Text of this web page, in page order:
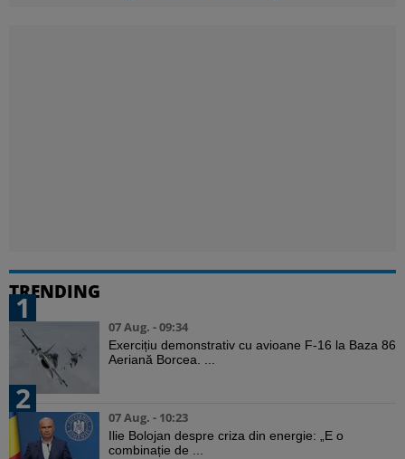
TRENDING
1
07 Aug. - 09:34
Exercițiu demonstrativ cu avioane F-16 la Baza 86
Aeriană Borcea. ...
2
07 Aug. - 10:23
Ilie Bolojan despre criza din energie: „E o
combinație de ...